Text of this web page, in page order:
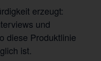
erzeugt:
und
diese Produktlinie
ist.